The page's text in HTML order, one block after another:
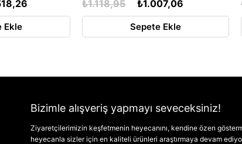
Ekle
₺1.007,06
₺1.118,95
Sepete Ekle
Bizimle alışveriş yapmayı seveceksiniz!
Ziyaretçilerimizin keşfetmenin heyecanını, kendine özen
heyecanla sizler için en kaliteli ürünleri araştırmaya devam